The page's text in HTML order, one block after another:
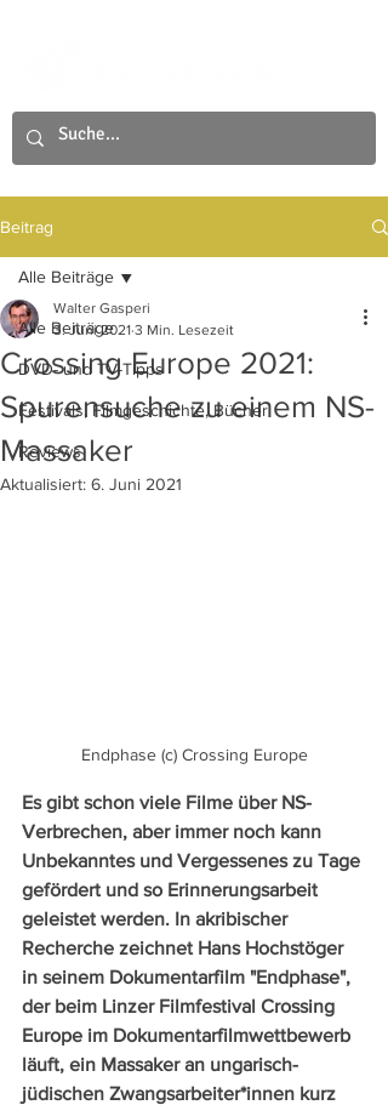
Beitrag
Alle Beiträge
DVD- und TV-Tipps
Festivals, Filmgeschichte, Bücher
Reviews
Alle Beiträge
Crossing Europe 2021:
Spurensuche zu einem NS-
Massaker
Walter Gasperi
3. Juni 2021 3 Min. Lesezeit
Aktualisiert: 6. Juni 2021
Endphase (c) Crossing Europe
Es gibt schon viele Filme über NS-
Verbrechen, aber immer noch kann
Unbekanntes und Vergessenes zu Tage
gefördert und so Erinnerungsarbeit
geleistet werden. In akribischer
Recherche zeichnet Hans Hochstöger
in seinem Dokumentarfilm "Endphase",
der beim Linzer Filmfestival Crossing
Europe im Dokumentarfilmwettbewerb
läuft, ein Massaker an ungarisch-
jüdischen Zwangsarbeiter*innen kurz